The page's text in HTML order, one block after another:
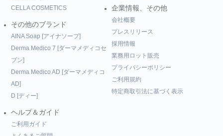
CELLA COSMETICS
その他のブランド
AINA Soap [アイナソープ]
Derma Medico 7 [ダーマメディコセ
ブン]
Derma Medico AD [ダーマメディコ
AD]
D [ディー]
ヘルプ＆ガイド
ご利用ガイド
企業情報、その他
会社概要
プレスリリース
採用情報
業務用ロット販売
プライバシーポリシー
ご利用規約
特定商取引法に基づく表示